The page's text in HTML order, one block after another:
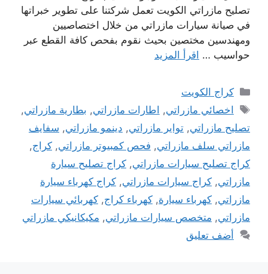
تصليح مازراتي الكويت تعمل شركتنا على تطوير خبراتها
في صيانة سيارات مازراتي من خلال اختصاصيين
ومهندسين مختصين بحيث نقوم بفحص كافة القطع عبر
حواسيب … اقرأ المزيد
التصنيفات
كراج الكويت
الوسوم
اخصائي مازراتي, اطارات مازراتي, بطارية مازراتي,
تصليح مازراتي, تواير مازراتي, دينمو مازراتي, سفايف
مازراتي سلف مازراتي, فحص كمبيوتر مازراتي, كراج,
كراج تصليح سيارات مازراتي, كراج تصليح سيارة
مازراتي, كراج سيارات مازراتي, كراج كهرباء سيارة
مازراتي, كهرباء سيارة, كهرباء كراج, كهربائي سيارات
مازراتي, متخصص سيارات مازراتي, مكيكانيكي مازراتي
أضف تعليق